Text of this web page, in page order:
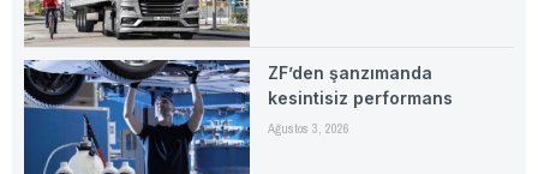
ZF’den şanzımanda
kesintisiz performans
Ağustos 3, 2026